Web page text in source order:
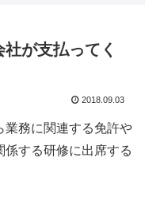
が支払ってく
2018.09.03
業務に関連する免許や
する研修に出席する